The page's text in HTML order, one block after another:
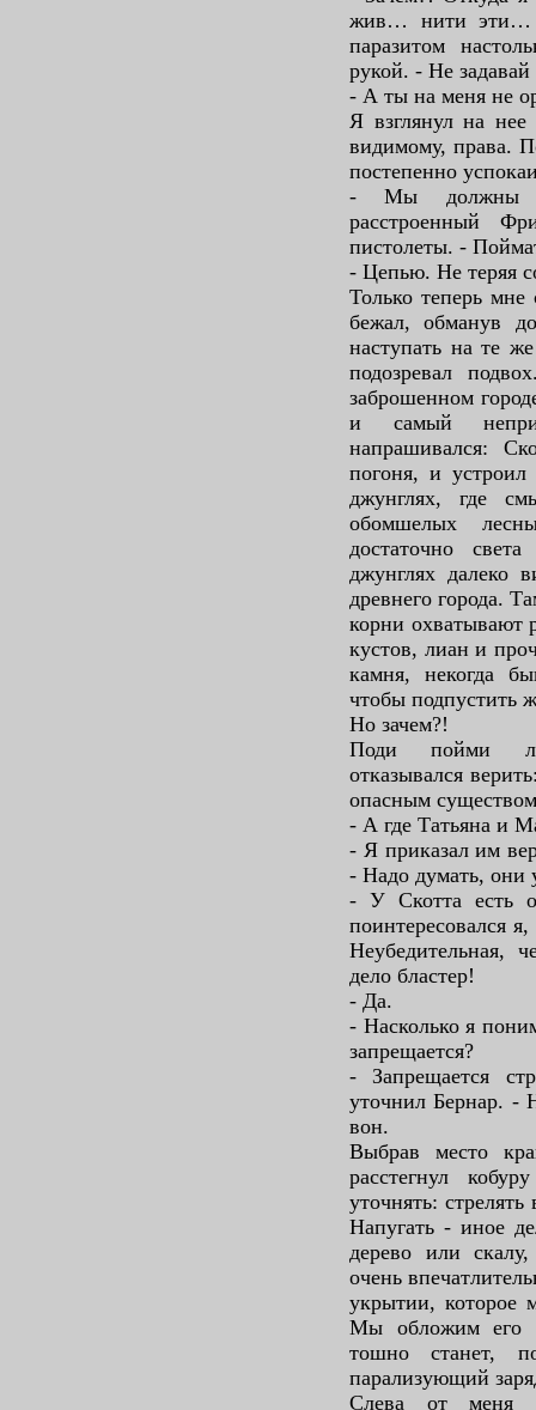
жив… нити эти…
паразитом
рукой. - Не
- А ты на меня не
Я взглянул на
видимому, права.
постепенно
- Мы должны
расстроенный
пистолеты. -
- Цепью. Не теряя
Только теперь мне
бежал, обманув
наступать на те
подозревал
заброшенном
и самый
напрашивался:
погоня, и
джунглях, где
обомшелых
достаточно
джунглях далеко
древнего города.
корни охватывают
кустов, лиан и
камня, некогда
чтобы подпустить
Но зачем?!
Поди пойми
отказывался
опасным
- А где Татьяна и
- Я приказал им
- Надо думать, они
- У Скотта есть
поинтересовался
Неубедительная,
дело бластер!
- Да.
- Насколько я
запрещается?
- Запрещается
уточнил Бернар. -
вон.
Выбрав место
расстегнул
уточнять:
Напугать - иное
дерево или
очень
укрытии, которое
Мы обложим его
тошно станет,
парализующий
Слева от меня